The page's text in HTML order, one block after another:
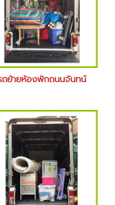
ถย้ายห้องพักถนนจันทน์